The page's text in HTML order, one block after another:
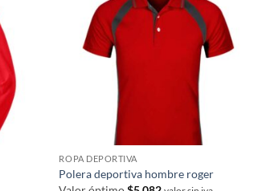
opciones
de
producto
ROPA DEPORTIVA
Polera deportiva hombre roger